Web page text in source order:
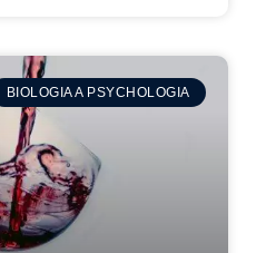
BIOLOGIA A PSYCHOLOGIA